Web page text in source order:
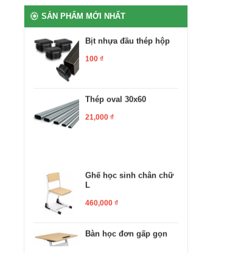
SẢN PHẨM MỚI NHẤT
Bịt nhựa đầu thép hộp
100₫
21,000₫
460,000
1,250,000₫